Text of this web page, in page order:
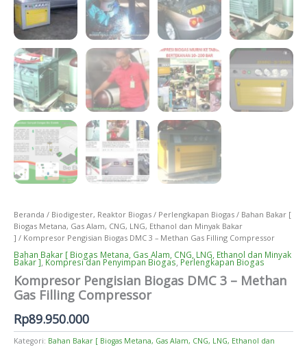
Beranda / Biodigester, Reaktor Biogas / Perlengkapan Biogas / Bahan Bakar [
Biogas Metana, Gas Alam, CNG, LNG, Ethanol dan Minyak Bakar
] / Kompresor Pengisian Biogas DMC 3 – Methan Gas Filling Compressor
Bahan Bakar [ Biogas Metana, Gas Alam, CNG, LNG, Ethanol dan Minyak
Bakar ],Kompresi dan Penyimpan Biogas,Perlengkapan Biogas
Kompresor Pengisian Biogas DMC 3 – Methan
Gas Filling Compressor
Rp89.950.000
Kategori: Bahan Bakar [ Biogas Metana, Gas Alam, CNG, LNG, Ethanol dan